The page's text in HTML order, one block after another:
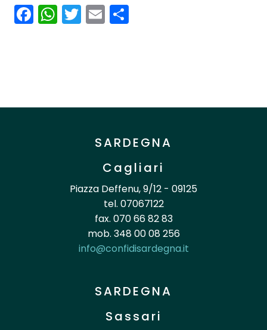
Facebook
WhatsApp
Twitter
Email
SARDEGNA
Cagliari
Piazza Deffenu, 9/12 - 09125
tel. 07067122
fax. 070 66 82 83
mob. 348 00 08 256
info@confidisardegna.it
SARDEGNA
Sassari